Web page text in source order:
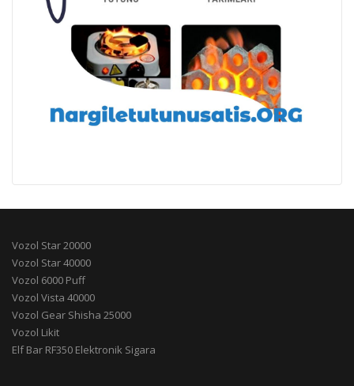
Vozol Star 20000
Vozol Star 40000
Vozol 6000 Puff
Vozol Vista 40000
Vozol Gear Shisha 25000
Vozol Likit
Elf Bar RF350 Elektronik Sigara